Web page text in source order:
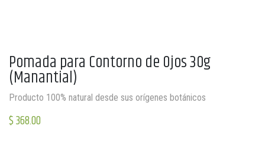
Pomada para Contorno de Ojos 30g
(Manantial)
Producto 100% natural desde sus orígenes botánicos
$368.00